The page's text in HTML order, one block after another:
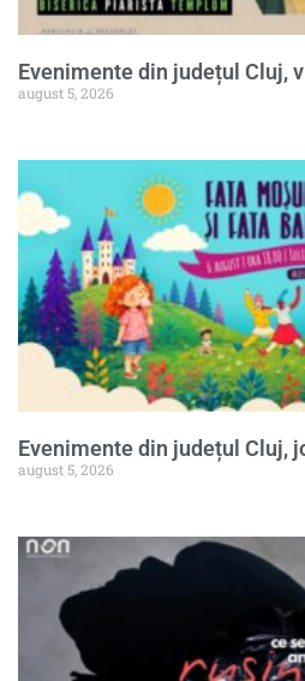
Evenimente din județul Cluj,
august 5, 2026
Evenimente din județul Cluj,
august 5, 2026